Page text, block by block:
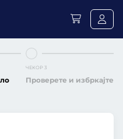
ЧЕКОР 3
Проверете и избркајте